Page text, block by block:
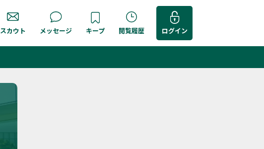
スカウト メッセージ キープ 閲覧履歴 ログイン